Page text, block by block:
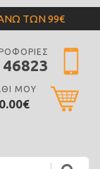
ΤΩΝ 99€
ΜΟΥ
0.00€